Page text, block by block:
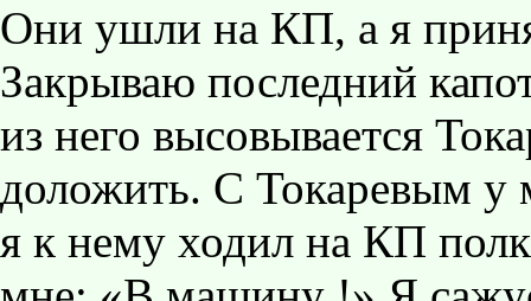
Они ушли на КП, а я
Закрываю последний
из него высовывается
доложить. С Токаревым у
я к нему ходил на КП